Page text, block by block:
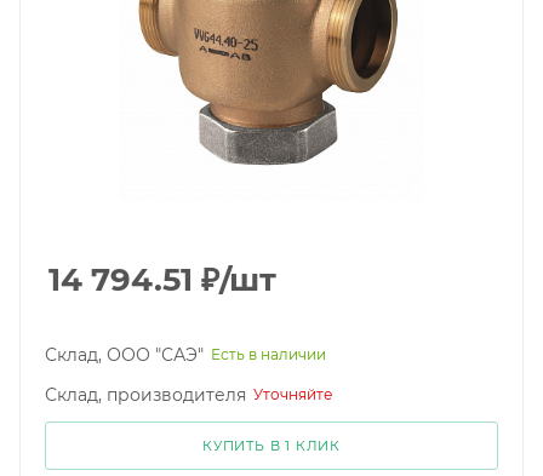
14 794.51 ₽/шт
Склад, ООО "САЭ" Есть в наличии
Склад, производителя Уточняйте
КУПИТЬ В 1 КЛИК